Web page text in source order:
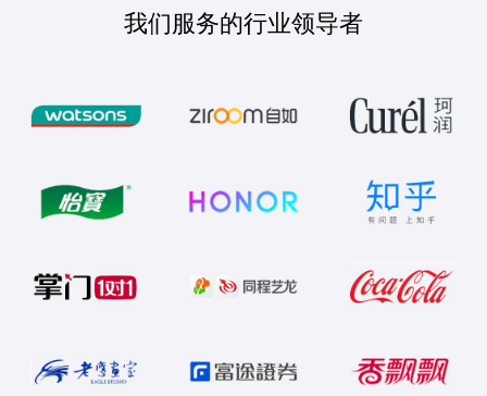
我们服务的行业领导者